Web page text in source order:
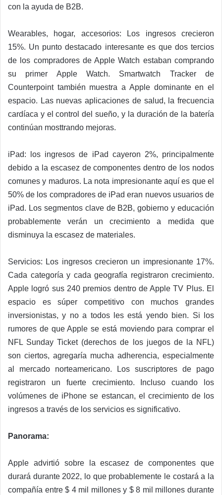
con la ayuda de B2B.
Wearables, hogar, accesorios: Los ingresos crecieron
15%. Un punto destacado interesante es que dos tercios
de los compradores de Apple Watch estaban comprando
su primer Apple Watch. Smartwatch Tracker de
Counterpoint también muestra a Apple dominante en el
espacio. Las nuevas aplicaciones de salud, la frecuencia
cardíaca y el control del sueño, y la duración de la batería
continúan mosttrando mejoras.
iPad: los ingresos de iPad cayeron 2%, principalmente
debido a la escasez de componentes dentro de los nodos
comunes y maduros. La nota impresionante aquí es que el
50% de los compradores de iPad eran nuevos usuarios de
iPad. Los segmentos clave de B2B, gobierno y educación
probablemente verán un crecimiento a medida que
disminuya la escasez de materiales.
Servicios: Los ingresos crecieron un impresionante 17%.
Cada categoría y cada geografía registraron crecimiento.
Apple logró sus 240 premios dentro de Apple TV Plus. El
espacio es súper competitivo con muchos grandes
inversionistas, y no a todos les está yendo bien. Si los
rumores de que Apple se está moviendo para comprar el
NFL Sunday Ticket (derechos de los juegos de la NFL)
son ciertos, agregaría mucha adherencia, especialmente
al mercado norteamericano. Los suscriptores de pago
registraron un fuerte crecimiento. Incluso cuando los
volúmenes de iPhone se estancan, el crecimiento de los
ingresos a través de los servicios es significativo.
Panorama:
Apple advirtió sobre la escasez de componentes que
durará durante 2022, lo que probablemente le costará a la
compañía entre $ 4 mil millones y $ 8 mil millones durante